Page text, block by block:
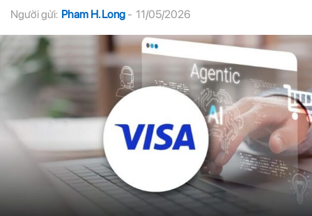
Người gửi: Pham H. Long - 11/05/2026